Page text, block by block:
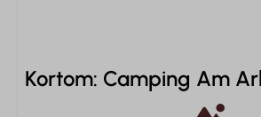
Kortom: Camping Am